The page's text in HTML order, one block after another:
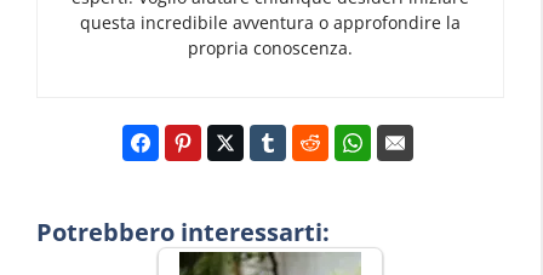
questa incredibile avventura o approfondire la
propria conoscenza.
Potrebbero interessarti: